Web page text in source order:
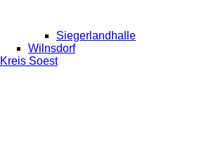
Siegerlandhalle
Wilnsdorf
Kreis Soest